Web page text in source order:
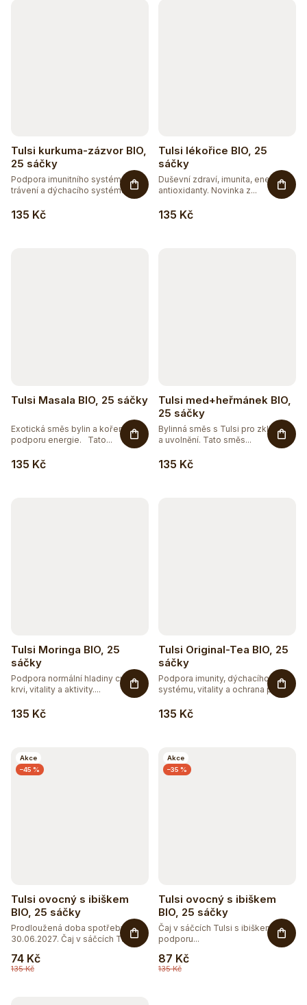
Tulsi kurkuma-zázvor BIO,
25 sáčky
135 Kč
Podpora imunitního systému,
trávení a dýchacího systému.
Tulsi lékořice BIO, 25
sáčky
135 Kč
Duševní zdraví, imunita, energie,
antioxidanty. Novinka z...
Tulsi Masala BIO, 25 sáčky
135 Kč
Exotická směs bylin a koření pro
podporu energie. Tato...
Tulsi med+heřmánek BIO,
25 sáčky
135 Kč
Bylinná směs s Tulsi pro zklidnění
a uvolnění. Tato směs...
Tulsi Moringa BIO, 25
sáčky
135 Kč
Podpora normální hladiny cukru v
krvi, vitality a aktivity....
Tulsi Original-Tea BIO, 25
sáčky
135 Kč
Podpora imunity, dýchacího
systému, vitality a ochrana před...
Akce
–45 %
Tulsi ovocný s ibiškem
BIO, 25 sáčky
135 Kč
74 Kč
Prodloužená doba spotřeby do
30.06.2027. Čaj v sáčcích Tulsi...
Akce
–35 %
Tulsi ovocný s ibiškem
BIO, 25 sáčky
135 Kč
87 Kč
Čaj v sáčcích Tulsi s ibiškem pro
podporu...